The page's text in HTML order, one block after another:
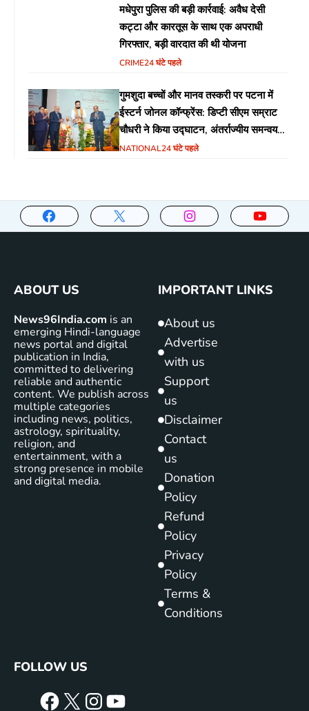
मधेपुरा पुलिस की बड़ी कार्रवाई: अवैध देसी
कट्टा और कारतूस के साथ एक अपराधी
गिरफ्तार, बड़ी वारदात की थी योजना
CRIME24 घंटे पहले
गुमशुदा बच्चों और मानव तस्करी पर पटना में
ईस्टर्न जोनल कॉन्फ्रेंस: डिप्टी सीएम सम्राट
चौधरी ने किया उद्घाटन, अंतर्राज्यीय समन्वय
पर जोर
NATIONAL24 घंटे पहले
ABOUT US
News96India.com is an
emerging Hindi-language
news portal and digital
publication in India,
committed to delivering
reliable and authentic
content. We publish across
multiple categories
including news, politics,
astrology, spirituality,
religion, and
entertainment, with a
strong presence in mobile
and digital media.
IMPORTANT LINKS
About us
Advertise
with us
Support
us
Disclaimer
Contact
us
Donation
Policy
Refund
Policy
Privacy
Policy
Terms &
Conditions
FOLLOW US